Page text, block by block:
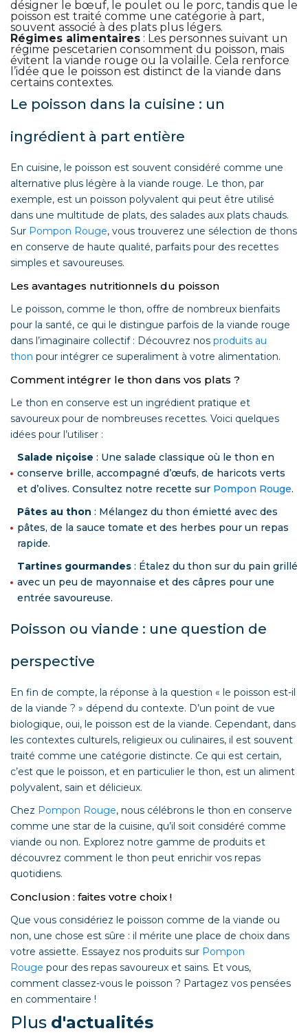
désigner le bœuf, le poulet ou le porc, tandis que le
poisson est traité comme une catégorie à part,
souvent associé à des plats plus légers.
Régimes alimentaires : Les personnes suivant un
régime pescetarien consomment du poisson, mais
évitent la viande rouge ou la volaille. Cela renforce
l’idée que le poisson est distinct de la viande dans
certains contextes.
Le poisson dans la cuisine : un
ingrédient à part entière
En cuisine, le poisson est souvent considéré comme une
alternative plus légère à la viande rouge. Le thon, par
exemple, est un poisson polyvalent qui peut être utilisé
dans une multitude de plats, des salades aux plats chauds.
Sur Pompon Rouge, vous trouverez une sélection de thons
en conserve de haute qualité, parfaits pour des recettes
simples et savoureuses.
Les avantages nutritionnels du poisson
Le poisson, comme le thon, offre de nombreux bienfaits
pour la santé, ce qui le distingue parfois de la viande rouge
dans l’imaginaire collectif : Découvrez nos produits au
thon pour intégrer ce superaliment à votre alimentation.
Comment intégrer le thon dans vos plats ?
Le thon en conserve est un ingrédient pratique et
savoureux pour de nombreuses recettes. Voici quelques
idées pour l’utiliser :
Salade niçoise : Une salade classique où le thon en
conserve brille, accompagné d’œufs, de haricots verts
et d’olives. Consultez notre recette sur Pompon Rouge.
Pâtes au thon : Mélangez du thon émietté avec des
pâtes, de la sauce tomate et des herbes pour un repas
rapide.
Tartines gourmandes : Étalez du thon sur du pain grillé
avec un peu de mayonnaise et des câpres pour une
entrée savoureuse.
Poisson ou viande : une question de
perspective
En fin de compte, la réponse à la question « le poisson est-il
de la viande ? » dépend du contexte. D’un point de vue
biologique, oui, le poisson est de la viande. Cependant, dans
les contextes culturels, religieux ou culinaires, il est souvent
traité comme une catégorie distincte. Ce qui est certain,
c’est que le poisson, et en particulier le thon, est un aliment
polyvalent, sain et délicieux.
Chez Pompon Rouge, nous célébrons le thon en conserve
comme une star de la cuisine, qu’il soit considéré comme
viande ou non. Explorez notre gamme de produits et
découvrez comment le thon peut enrichir vos repas
quotidiens.
Conclusion : faites votre choix !
Que vous considériez le poisson comme de la viande ou
non, une chose est sûre : il mérite une place de choix dans
votre assiette. Essayez nos produits sur Pompon
Rouge pour des repas savoureux et sains. Et vous,
comment classez-vous le poisson ? Partagez vos pensées
en commentaire !
Plus d'actualités